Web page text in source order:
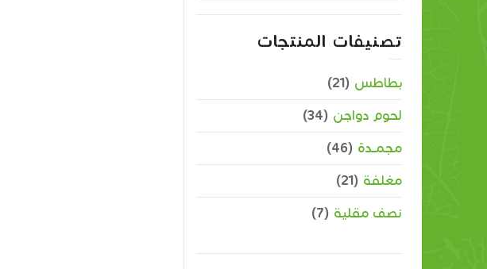
تصنيفات المنتجات
بطاطس (21)
لحوم دواجن (34)
مجمــدة (46)
مغلفة (21)
نصف مقلية (7)